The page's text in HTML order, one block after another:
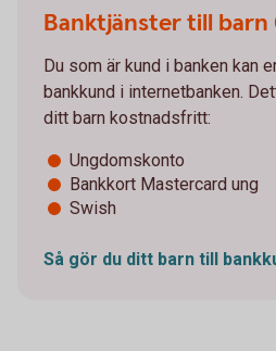
Banktjänster till barn
Du som är kund i banken kan
bankkund i internetbanken.
ditt barn kostnadsfritt:
Ungdomskonto
Bankkort Mastercard ung
Swish
Så gör du ditt barn till